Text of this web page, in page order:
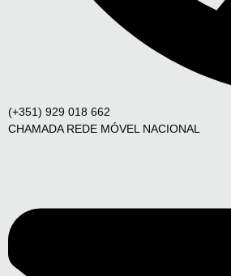
(+351) 929 018 662
CHAMADA REDE MÓVEL NACIONAL